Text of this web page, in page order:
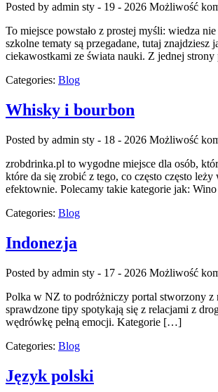
Posted by admin sty - 19 - 2026 Możliwość
To miejsce powstało z prostej myśli: wiedza
szkolne tematy są przegadane, tutaj znajdziesz
ciekawostkami ze świata nauki. Z jednej
Categories: Blog
Whisky i bourbon
Posted by admin sty - 18 - 2026 Możliwość
zrobdrinka.pl to wygodne miejsce dla osób,
które da się zrobić z tego, co często często
efektownie. Polecamy takie kategorie jak:
Categories: Blog
Indonezja
Posted by admin sty - 17 - 2026 Możliwość
Polka w NZ to podróżniczy portal stworzony z
sprawdzone tipy spotykają się z relacjami z
wędrówkę pełną emocji. Kategorie […]
Categories: Blog
Język polski